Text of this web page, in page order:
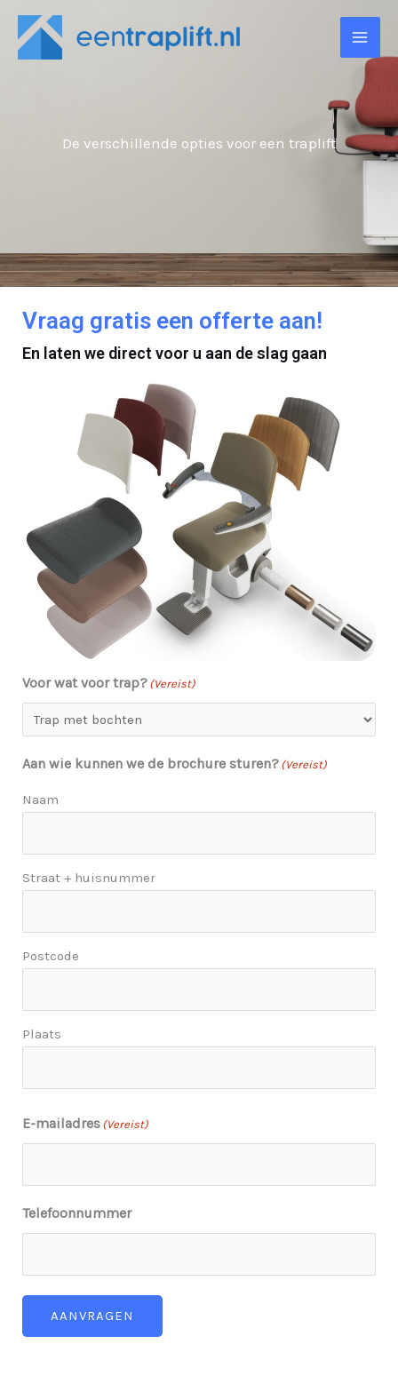
naar
De verschillende opties voor een traplift
Vraag gratis een offerte aan!
En laten we direct voor u aan de slag gaan
Voor wat voor trap? (Vereist)
Aan wie kunnen we de brochure sturen? (Vereist)
Naam
Straat + huisnummer
Postcode
Plaats
E-mailadres (Vereist)
Telefoonnummer
AANVRAGEN